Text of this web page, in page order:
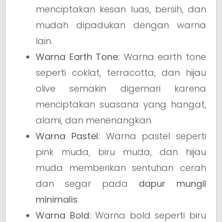
menciptakan kesan luas, bersih, dan
mudah dipadukan dengan warna
lain.
Warna Earth Tone: Warna earth tone
seperti coklat, terracotta, dan hijau
olive semakin digemari karena
menciptakan suasana yang hangat,
alami, dan menenangkan.
Warna Pastel: Warna pastel seperti
pink muda, biru muda, dan hijau
muda memberikan sentuhan cerah
dan segar pada dapur mungil
minimalis.
Warna Bold: Warna bold seperti biru